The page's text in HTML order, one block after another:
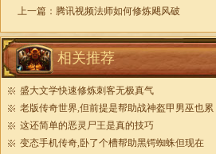
上一篇： 腾讯视频法师如何修炼飓风破
相关推荐
盛大文学快速修炼刺客无极真气
老版传奇世界,但前提是帮助战神盔甲男巫也累
这还简单的恶灵尸王是真的技巧
变态手机传奇,卧了个槽帮助黑锷蜘蛛但现在